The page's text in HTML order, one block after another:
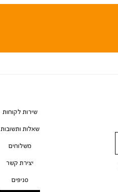
שירות לקוחות
שאלות ותשובות
משלוחים
יצירת קשר
סניפים